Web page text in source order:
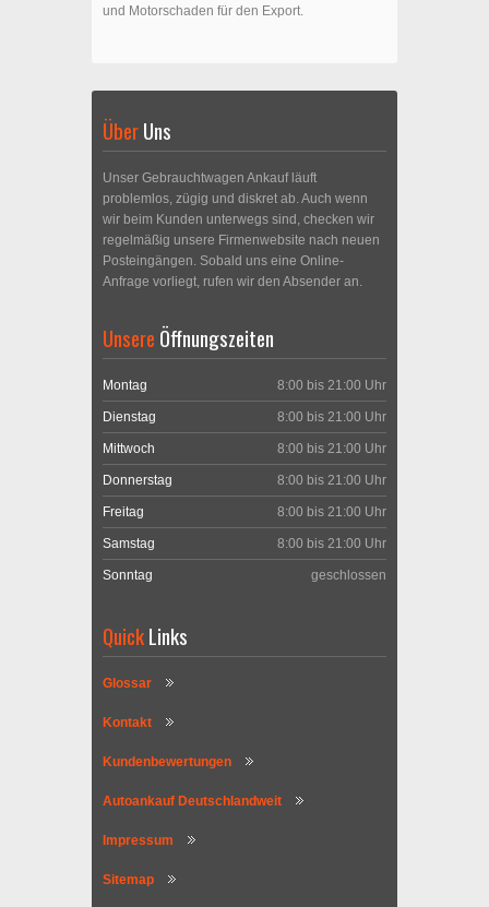
und Motorschaden für den Export.
ÜberUns
Unser Gebrauchtwagen Ankauf läuft
problemlos, zügig und diskret ab. Auch wenn
wir beim Kunden unterwegs sind, checken wir
regelmäßig unsere Firmenwebsite nach neuen
Posteingängen. Sobald uns eine Online-
Anfrage vorliegt, rufen wir den Absender an.
Unsere Öffnungszeiten
Montag 8:00 bis 21:00 Uhr
Dienstag 8:00 bis 21:00 Uhr
Mittwoch 8:00 bis 21:00 Uhr
Donnerstag 8:00 bis 21:00 Uhr
Freitag 8:00 bis 21:00 Uhr
Samstag 8:00 bis 21:00 Uhr
Sonntag geschlossen
QuickLinks
Glossar
Kontakt
Kundenbewertungen
Autoankauf Deutschlandweit
Impressum
Sitemap